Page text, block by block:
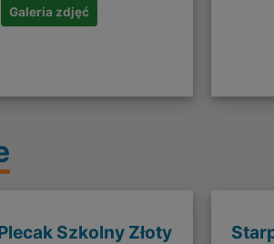
Galeria zdjęć
Szkolny Złoty